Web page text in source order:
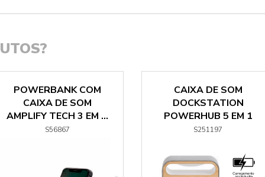
POWERBANK COM
CAIXA DE SOM
AMPLIFY TECH 3 EM ...
S56867
CAIXA DE SOM
DOCKSTATION
POWERHUB 5 EM 1
S251197